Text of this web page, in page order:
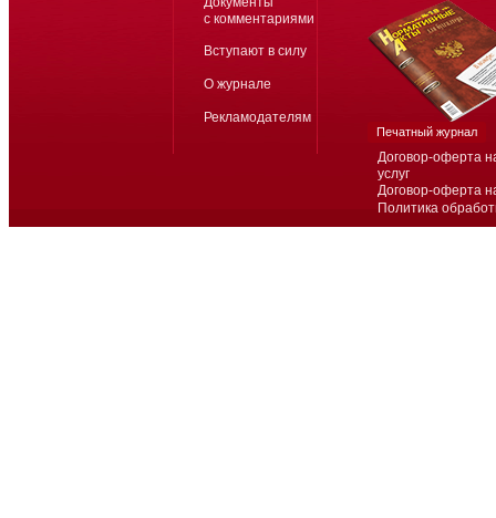
Договор-оферта
услуг
Договор-оферта
Политика
с комментариями
Вступают в силу
О журнале
Рекламодателям
Печатный журнал